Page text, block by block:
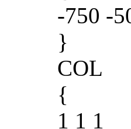
-750 -
}
COL
{
1 1 1